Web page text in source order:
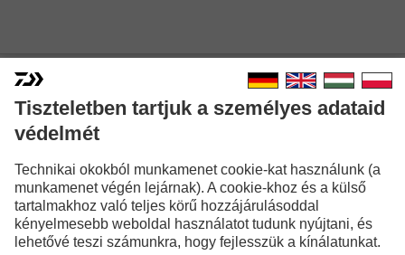
PRO STAFF SPINNING
Tiszteletben tartjuk a személyes adataid
védelmét
Technikai okokból munkamenet cookie-kat használunk (a
munkamenet végén lejárnak). A cookie-khoz és a külső
tartalmakhoz való teljes körű hozzájárulásoddal
kényelmesebb weboldal használatot tudunk nyújtani, és
lehetővé teszi számunkra, hogy fejlesszük a kínálatunkat.